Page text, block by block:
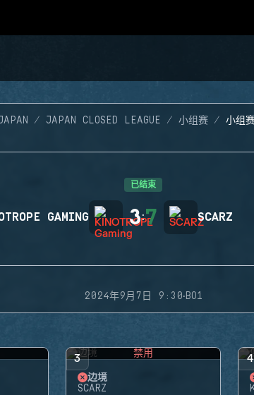
JAPAN CLOSED LEAGUE 小组赛 小组
已结束
GAMING 3:7 SCARZ
2024年9月7日 9:30·BO1
3 禁用
边境
SCARZ
4